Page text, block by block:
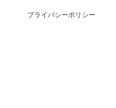
プライバシーポリシー